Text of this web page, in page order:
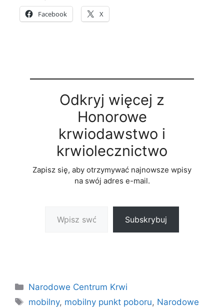
Facebook X
Odkryj więcej z
Honorowe
krwiodawstwo i
krwiolecznictwo
Zapisz się, aby otrzymywać najnowsze wpisy
na swój adres e-mail.
Subskrybuj
Kategorie
Narodowe Centrum Krwi
Tagi
mobilny, mobilny punkt poboru, Narodowe